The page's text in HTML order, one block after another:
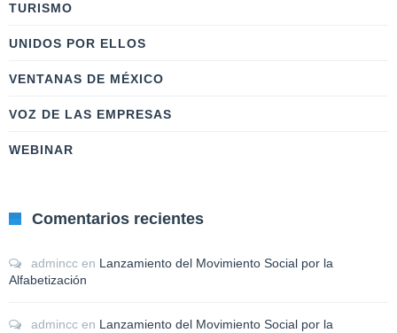
TURISMO
UNIDOS POR ELLOS
VENTANAS DE MÉXICO
VOZ DE LAS EMPRESAS
WEBINAR
Comentarios recientes
admincc en Lanzamiento del Movimiento Social por la
Alfabetización
admincc en Lanzamiento del Movimiento Social por la